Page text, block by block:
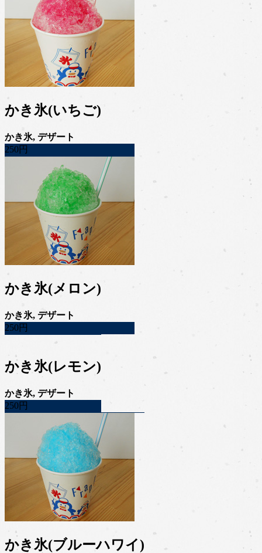
かき氷(いちご)
かき氷, デザート
250円
かき氷(メロン)
かき氷, デザート
250円
かき氷(レモン)
かき氷, デザート
250円
かき氷(ブルーハワイ)